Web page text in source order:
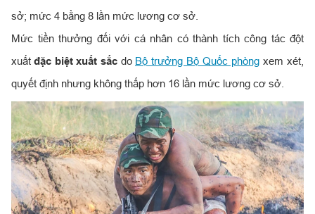
sở; mức 4 bằng 8 lần mức lương cơ sở.
Mức tiền thưởng đối với cá nhân có thành tích công tác đột
xuất đặc biệt xuất sắc do Bộ trưởng Bộ Quốc phòng xem xét,
quyết định nhưng không thấp hơn 16 lần mức lương cơ sở.